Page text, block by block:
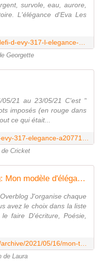
survole, eau, aurore,
L'élégance d'Eva Les
Georgette
21 au 23/05/21 C'est "
imposés (en rouge dans
ce qui était...
Cricket
Mon texte inédit sur ce blog: Mon modèle d'élégance pour l' ATELIER D'ÉCRITURE N ° 317 : THÈME " ÉLÉGANCE " LISTE DES MOTS..de Plume de poète. - Laura Vanel-Coytte:ce que j'écris,ce(ux)que j'aime
J'organise chaque
avez le choix dans la liste
faire D'écriture, Poésie,
de Laura